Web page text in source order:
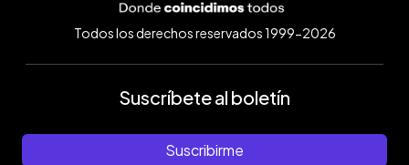
Todos los derechos reservados 1999-2026
Suscríbete al boletín
Suscribirme